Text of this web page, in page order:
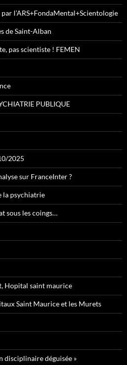
l’ARS+FondaMental+Scientologie
de Saint-Alban
pas scientiste ! FEMEN
PUBLIQUE
2025
sur FranceInter ?
la psychiatrie
sous les coings…
Hopital saint maurice
Saint Maurice et les Murets
disciplinaire déguisée »